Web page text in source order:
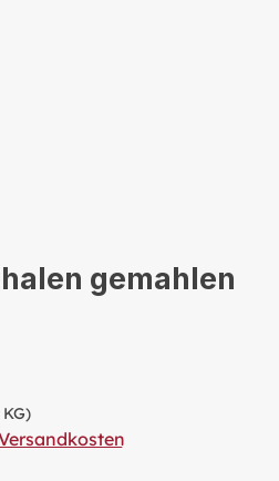
gemahlen